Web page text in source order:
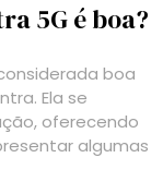
5G é boa?
boa
Ela se
oferecendo
algumas